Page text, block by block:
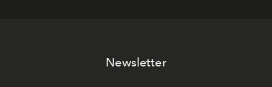
Newsletter